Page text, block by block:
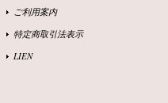
ご利用案内
特定商取引法表示
LIEN